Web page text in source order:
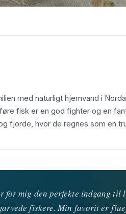
med naturligt hjemvand i
fisk er en god fighter og en
fjorde, hvor de regnes som en
for mig den perfekte indgang
fiskere. Min favorit er